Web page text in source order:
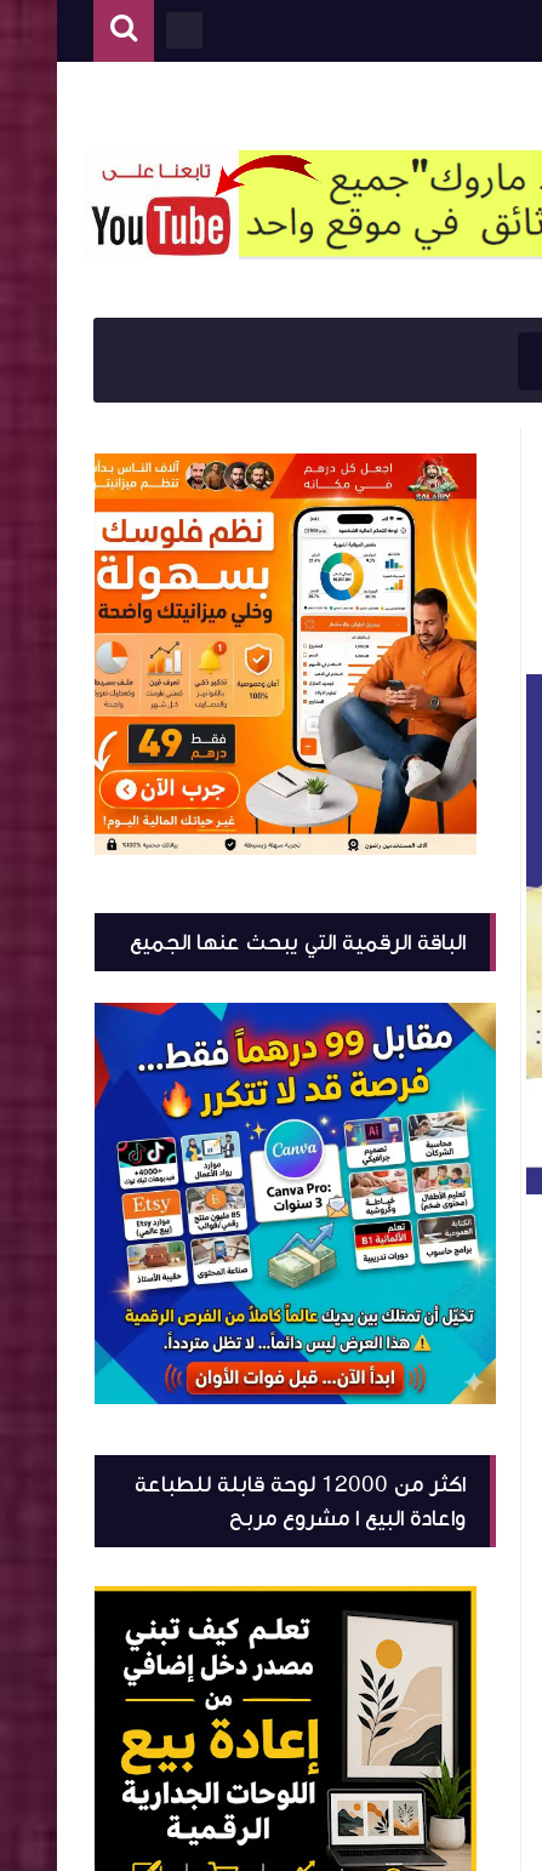
الباقة الرقمية التي يبحث عنها الجميع
اكثر من 12000 لوحة قابلة للطباعة
واعادة البيع ا مشروع مربح